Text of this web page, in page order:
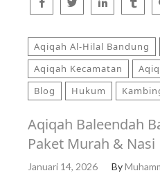
Aqiqah Al-Hilal Bandung
Aqiqah Kecamatan
Blog
Hukum
Aqiqah Baleendah
Paket Murah & Nasi
Januari 14, 2026 By